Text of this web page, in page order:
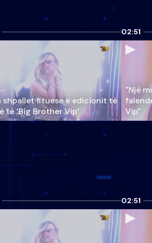
shpallet fituese e edicionit të
të ‘Big Brother Vip’
02:51
"Një
Vip"
02:51